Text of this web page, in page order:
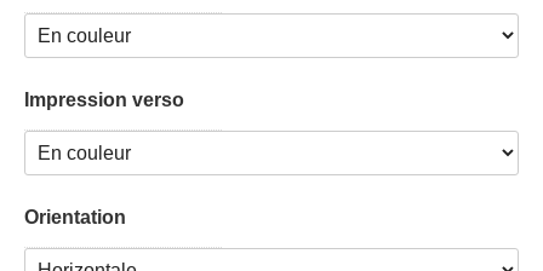
Impression verso
Orientation